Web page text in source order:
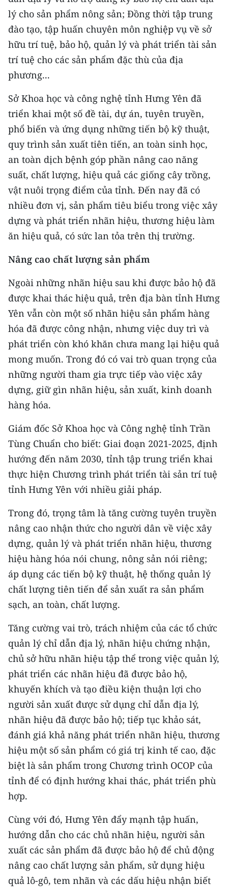
lý cho sản phẩm nông sản; Đồng thời tập trung
đào tạo, tập huấn chuyên môn nghiệp vụ về sở
hữu trí tuệ, bảo hộ, quản lý và phát triển tài sản
trí tuệ cho các sản phẩm đặc thù của địa
phương...
Sở Khoa học và công nghệ tỉnh Hưng Yên đã
triển khai một số đề tài, dự án, tuyên truyền,
phổ biến và ứng dụng những tiến bộ kỹ thuật,
quy trình sản xuất tiên tiến, an toàn sinh học,
an toàn dịch bệnh góp phần nâng cao năng
suất, chất lượng, hiệu quả các giống cây trồng,
vật nuôi trọng điểm của tỉnh. Đến nay đã có
nhiều đơn vị, sản phẩm tiêu biểu trong việc xây
dựng và phát triển nhãn hiệu, thương hiệu làm
ăn hiệu quả, có sức lan tỏa trên thị trường.
Nâng cao chất lượng sản phẩm
Ngoài những nhãn hiệu sau khi được bảo hộ đã
được khai thác hiệu quả, trên địa bàn tỉnh Hưng
Yên vẫn còn một số nhãn hiệu sản phẩm hàng
hóa đã được công nhận, nhưng việc duy trì và
phát triển còn khó khăn chưa mang lại hiệu quả
mong muốn. Trong đó có vai trò quan trọng của
những người tham gia trực tiếp vào việc xây
dựng, giữ gìn nhãn hiệu, sản xuất, kinh doanh
hàng hóa.
Giám đốc Sở Khoa học và Công nghệ tỉnh Trần
Tùng Chuẩn cho biết: Giai đoạn 2021-2025, định
hướng đến năm 2030, tỉnh tập trung triển khai
thực hiện Chương trình phát triển tài sản trí tuệ
tỉnh Hưng Yên với nhiều giải pháp.
Trong đó, trọng tâm là tăng cường tuyên truyền
nâng cao nhận thức cho người dân về việc xây
dựng, quản lý và phát triển nhãn hiệu, thương
hiệu hàng hóa nói chung, nông sản nói riêng;
áp dụng các tiến bộ kỹ thuật, hệ thống quản lý
chất lượng tiên tiến để sản xuất ra sản phẩm
sạch, an toàn, chất lượng.
Tăng cường vai trò, trách nhiệm của các tổ chức
quản lý chỉ dẫn địa lý, nhãn hiệu chứng nhận,
chủ sở hữu nhãn hiệu tập thể trong việc quản lý,
phát triển các nhãn hiệu đã được bảo hộ,
khuyến khích và tạo điều kiện thuận lợi cho
người sản xuất được sử dụng chỉ dẫn địa lý,
nhãn hiệu đã được bảo hộ; tiếp tục khảo sát,
đánh giá khả năng phát triển nhãn hiệu, thương
hiệu một số sản phẩm có giá trị kinh tế cao, đặc
biệt là sản phẩm trong Chương trình OCOP của
tỉnh để có định hướng khai thác, phát triển phù
hợp.
Cùng với đó, Hưng Yên đẩy mạnh tập huấn,
hướng dẫn cho các chủ nhãn hiệu, người sản
xuất các sản phẩm đã được bảo hộ để chủ động
nâng cao chất lượng sản phẩm, sử dụng hiệu
quả lô-gô, tem nhãn và các dấu hiệu nhận biết